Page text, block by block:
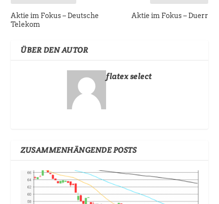
Aktie im Fokus – Deutsche
Telekom
Aktie im Fokus – Duerr
ÜBER DEN AUTOR
flatex select
ZUSAMMENHÄNGENDE POSTS